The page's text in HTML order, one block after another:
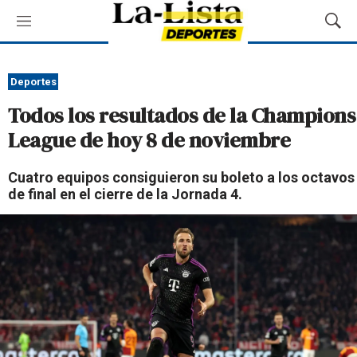
M
e
ú
M
o
a
r
s
u
d
Deportes
Todos los resultados de la Champions
League de hoy 8 de noviembre
Cuatro equipos consiguieron su boleto a los octavos
de final en el cierre de la Jornada 4.